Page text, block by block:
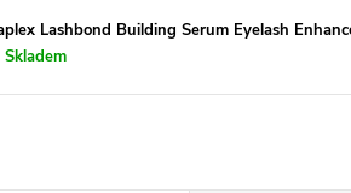
Lashbond Building Serum Eyelash
Skladem